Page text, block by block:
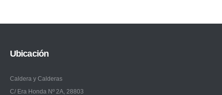
Ubicación
Caldera y Calderas
C/ Era Honda Nº 2A, 28803